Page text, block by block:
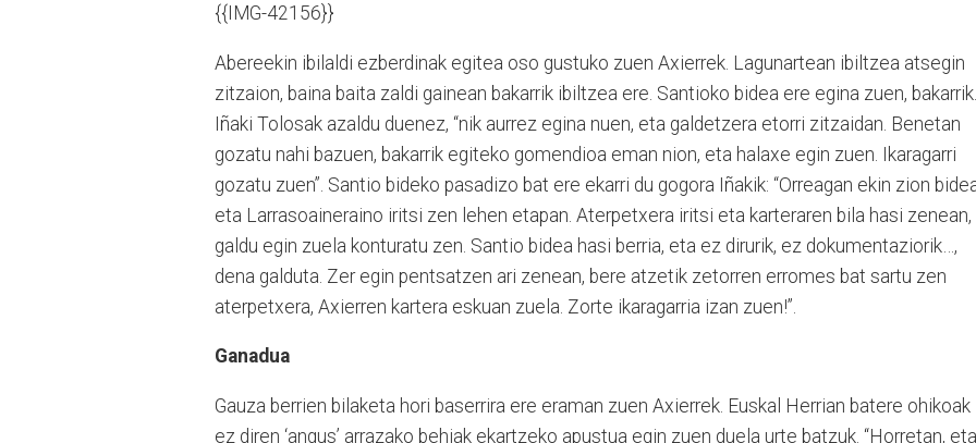
{{IMG-42156}}
Abereekin ibilaldi ezberdinak egitea oso gustuko zuen Axierrek. Lagunartean ibiltzea atsegin
zitzaion, baina baita zaldi gainean bakarrik ibiltzea ere. Santioko bidea ere egina zuen, bakarrik.
Iñaki Tolosak azaldu duenez, “nik aurrez egina nuen, eta galdetzera etorri zitzaidan. Benetan
gozatu nahi bazuen, bakarrik egiteko gomendioa eman nion, eta halaxe egin zuen. Ikaragarri
gozatu zuen”. Santio bideko pasadizo bat ere ekarri du gogora Iñakik: “Orreagan ekin zion
eta Larrasoaineraino iritsi zen lehen etapan. Aterpetxera iritsi eta karteraren bila hasi zenean,
galdu egin zuela konturatu zen. Santio bidea hasi berria, eta ez dirurik, ez dokumentaziorik…,
dena galduta. Zer egin pentsatzen ari zenean, bere atzetik zetorren erromes bat sartu zen
aterpetxera, Axierren kartera eskuan zuela. Zorte ikaragarria izan zuen!”.
Ganadua
Gauza berrien bilaketa hori baserrira ere eraman zuen Axierrek. Euskal Herrian batere ohikoak
ez diren ‘angus’ arrazako behiak ekartzeko apustua egin zuen duela urte batzuk. “Horretan, eta